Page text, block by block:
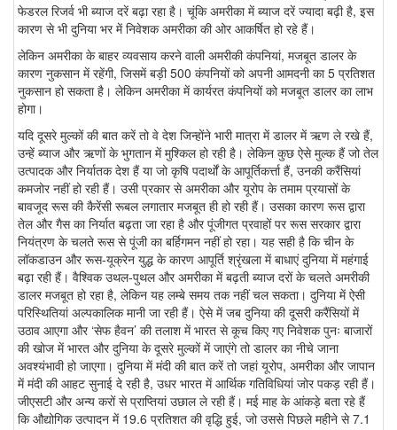
फेडरल रिजर्व भी ब्याज दरें बढ़ा रहा है। चूंकि अमरीका में ब्याज दरें ज्यादा बढ़ी है, इस
कारण से भी दुनिया भर में निवेशक अमरीका की ओर आकर्षित हो रहे हैं।
लेकिन अमरीका के बाहर व्यवसाय करने वाली अमरीकी कंपनियां, मजबूत डालर के
कारण नुकसान में रहेंगी, जिसमें बड़ी 500 कंपनियों को अपनी आमदनी का 5 प्रतिशत
नुकसान हो सकता है। लेकिन अमरीका में कार्यरत कंपनियों को मजबूत डालर का लाभ
होगा।
यदि दूसरे मुल्कों की बात करें तो वे देश जिन्होंने भारी मात्रा में डालर में ऋण ले रखे हैं,
उन्हें ब्याज और ऋणों के भुगतान में मुश्किल हो रही है। लेकिन कुछ ऐसे मुल्क हैं जो तेल
उत्पादक और निर्यातक देश हैं या जो कृषि पदार्थों के आपूर्तिकर्त्ता हैं, उनकी करैंसियां
कमजोर नहीं हो रही हैं। उसी प्रकार से अमरीका और यूरोप के तमाम प्रयासों के
बावजूद रूस की कैरेंसी रूबल लगातार मजबूत ही हो रही हैं। उसका कारण रूस द्वारा
तेल और गैस का निर्यात बढ़ता जा रहा है और पूंजीगत प्रवाहों पर रूस सरकार द्वारा
नियंत्रण के चलते रूस से पूंजी का बर्हिगमन नहीं हो रहा। यह सही है कि चीन के
लॉकडाउन और रूस-यूक्रेन युद्ध के कारण आपूर्ति श्रृंखला में बाधाएं दुनिया में महंगाई
बढ़ा रही हैं। वैश्विक उथल-पुथल और अमरीका में बढ़ती ब्याज दरों के चलते अमरीकी
डालर मजबूत हो रहा है, लेकिन यह लम्बे समय तक नहीं चल सकता। दुनिया में ऐसी
परिस्थितियां अल्पकालिक मानी जा रही हैं। ऐसे में जब दुनिया की दूसरी करैंसियों में
उठाव आएगा और ‘सेफ हैवन’ की तलाश में भारत से कूच किए गए निवेशक पुनः बाजारों
की खोज में भारत और दुनिया के दूसरे मुल्कों में जाएंगे तो डालर का नीचे जाना
अवश्यंभावी हो जाएगा। दुनिया में मंदी की बात करें तो जहां यूरोप, अमरीका और जापान
में मंदी की आहट सुनाई दे रही है, उधर भारत में आर्थिक गतिविधियां जोर पकड़ रही हैं।
जीएसटी और अन्य करों से प्राप्तियां उछाल ले रही हैं। मई माह के आंकड़े बता रहे हैं
कि औद्योगिक उत्पादन में 19.6 प्रतिशत की वृद्धि हुई, जो उससे पिछले महीने से 7.1